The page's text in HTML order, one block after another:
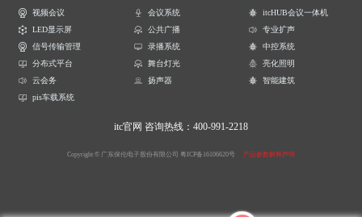
视频会议 会议系统
itcHUB会议一体机
LED显示屏
公共广播
专业扩声
信号传输管理
录播系统
中控系统
分布式平台
舞台灯光
亮化照明
云会务
扬声器
智能建筑
pis车载系统
itc官网 咨询热线：400-991-2218
Copyright © 广东保伦电子股份有限公司 粤ICP备16106620号 产品参数解释声明